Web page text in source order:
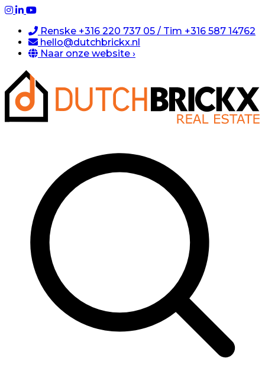
Renske +316 220 737 05 / Tim +316 587 14762
hello@dutchbrickx.nl
Naar onze website ›